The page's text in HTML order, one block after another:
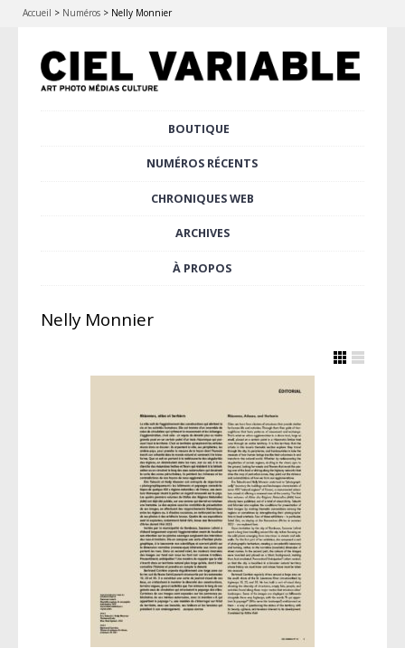
Accueil > Numéros > Nelly Monnier
BOUTIQUE
NUMÉROS RÉCENTS
CHRONIQUES WEB
ARCHIVES
À PROPOS
Nelly Monnier